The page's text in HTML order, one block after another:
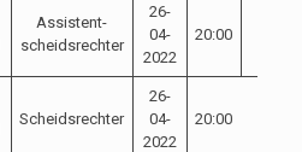
Assistent-
scheidsrechter
26-
04-
2022
20:00
Scheidsrechter
26-
04-
2022
20:00